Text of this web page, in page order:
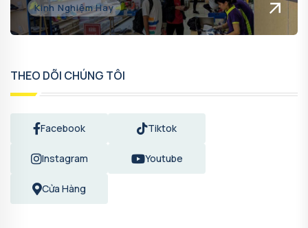
Kinh Nghiệm Hay
THEO DÕI CHÚNG TÔI
Facebook Tiktok
Instagram Youtube
Cửa Hàng